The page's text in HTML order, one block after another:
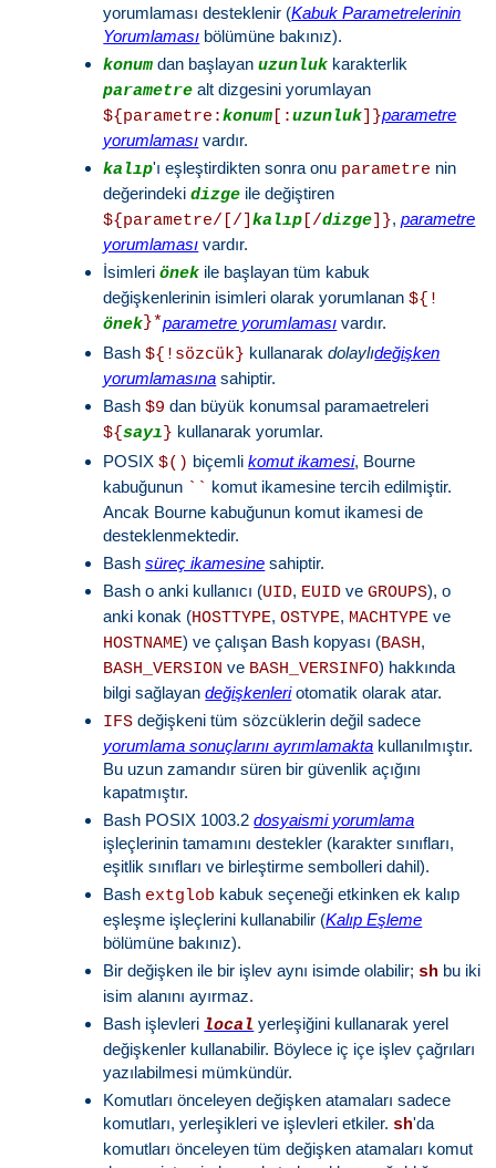
yorumlaması desteklenir (Kabuk Parametrelerinin
Yorumlaması bölümüne bakınız).
konum dan başlayanuzunluk karakterlik
parametre alt dizgesini yorumlayan
${parametre:konum [:uzunluk ]}parametre
yorumlaması vardır.
kalıp'ı eşleştirdikten sonra onu parametre nin
değerindekidizge ile değiştiren
${parametre/[/]kalıp [/dizge ]},parametre
yorumlaması vardır.
İsimleriönek ile başlayan tüm kabuk
değişkenlerinin isimleri olarak yorumlanan${!
önek}*parametre yorumlaması vardır.
Bash${!sözcük} kullanarakdolaylıdeğişken
yorumlamasına sahiptir.
Bash$9 dan büyük konumsal paramaetreleri
${sayı } kullanarak yorumlar.
POSIX$() biçemlikomut ikamesi, Bourne
kabuğunun `` komut ikamesine tercih edilmiştir.
Ancak Bourne kabuğunun komut ikamesi de
desteklenmektedir.
Bashsüreç ikamesine sahiptir.
Bash o anki kullanıcı (UID, EUID veGROUPS), o
anki konak (HOSTTYPE,OSTYPE, MACHTYPE ve
HOSTNAME) ve çalışan Bash kopyası (BASH,
BASH_VERSION ve BASH_VERSINFO) hakkında
bilgi sağlayandeğişkenleriotomatik olarak atar.
IFS değişkeni tüm sözcüklerin değil sadece
yorumlama sonuçlarını ayrımlamakta kullanılmıştır.
Bu uzun zamandır süren bir güvenlik açığını
kapatmıştır.
Bash POSIX 1003.2dosyaismi yorumlama
işleçlerinin tamamını destekler (karakter sınıfları,
eşitlik sınıfları ve birleştirme sembolleri dahil).
Bash extglob kabuk seçeneği etkinken ek kalıp
eşleşme işleçlerini kullanabilir (Kalıp Eşleme
bölümüne bakınız).
Bir değişken ile bir işlev aynı isimde olabilir; sh bu iki
isim alanını ayırmaz.
Bash işlevleri local yerleşiğini kullanarak yerel
değişkenler kullanabilir. Böylece iç içe işlev çağrıları
yazılabilmesi mümkündür.
Komutları önceleyen değişken atamaları sadece
komutları, yerleşikleri ve işlevleri etkiler. sh'da
komutları önceleyen tüm değişken atamaları komut